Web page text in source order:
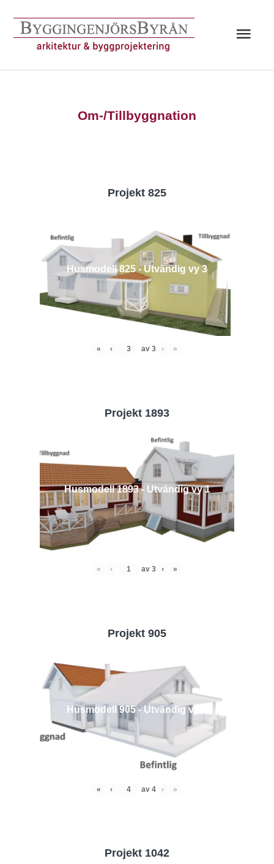
innehåll
Om-/Tillbyggnation
Projekt 825
Husmodell 825 - Utvändig vy 3
« ‹ av 3 › »
Projekt 1893
Husmodell 1893 - Utvändig vy 1
« ‹ av 3 › »
Projekt 905
Husmodell 905 - Utvändig vy 4
« ‹ av 4 › »
Projekt 1042